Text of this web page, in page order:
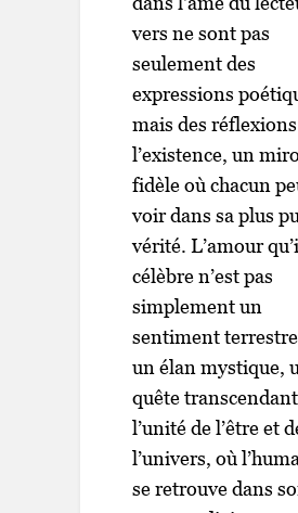
vers ne sont pas
seulement des
expressions
mais des
l’existence, un
fidèle où chacun
voir dans sa plus
vérité. L’amour
célèbre n’est pas
simplement un
sentiment
un élan mystique,
quête
l’unité de l’être et
l’univers, où
se retrouve dans